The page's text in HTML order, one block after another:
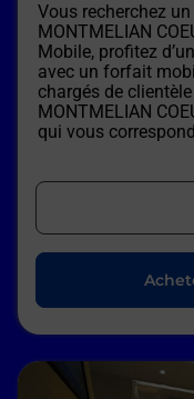
Vous recherchez
MONTMELIAN
Mobile, profitez
avec un forfait
chargés de
MONTMELIAN
qui vous